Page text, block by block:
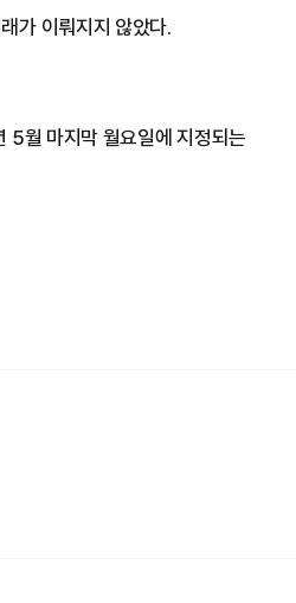
가 이뤄지지 않았다.
5월 마지막 월요일에 지정되는